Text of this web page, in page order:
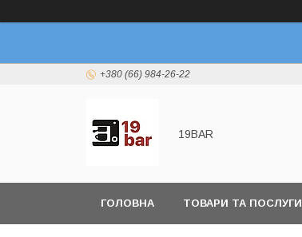
+380 (66) 984-26-22
19BAR
ГОЛОВНА ТОВАРИ ТА ПОСЛУГИ